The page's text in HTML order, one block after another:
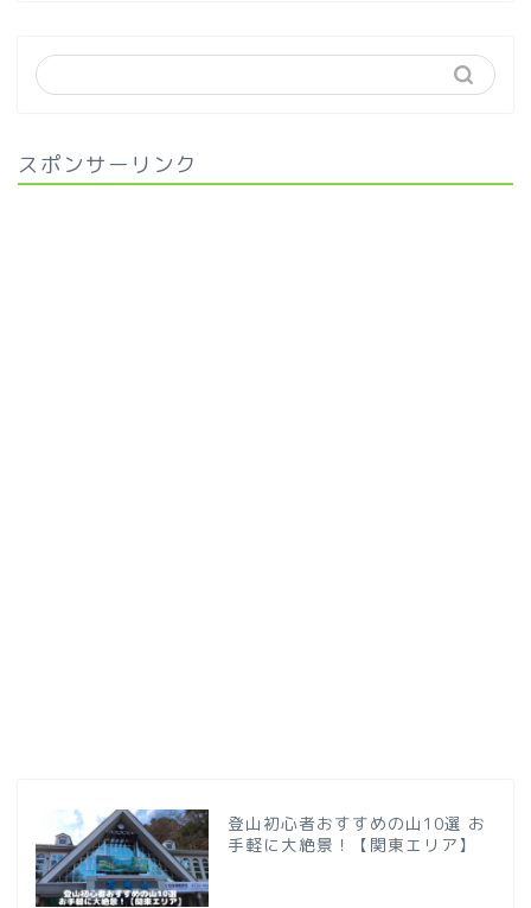
スポンサーリンク
登山初心者おすすめの山10選 お
手軽に大絶景！【関東エリア】